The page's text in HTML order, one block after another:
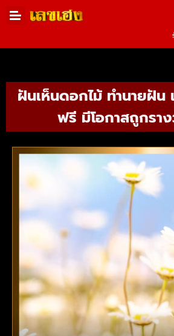
ฝันเห็นดอกไม้ ทำนายฝัน
ฟรี มีโอกาสถูกรา